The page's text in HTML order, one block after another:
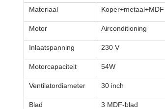
Materiaal Koper+metaal+MDF
Motor Airconditioning
Inlaatspanning 230 V
Motorcapaciteit 54W
Ventilatordiameter 30 inch
Blad 3 MDF-blad